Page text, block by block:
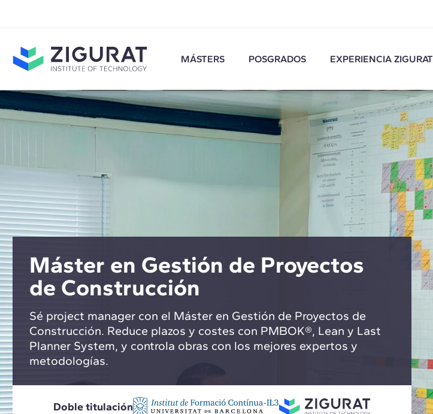
MÁSTERS POSGRADOS EXPERIENCIA ZIGURAT
Máster en Gestión de Proyectos
de Construcción
Sé project manager con el Máster en Gestión de Proyectos de
Construcción. Reduce plazos y costes con PMBOK®, Lean y Last
Planner System, y controla obras con los mejores expertos y
metodologías.
Doble titulación